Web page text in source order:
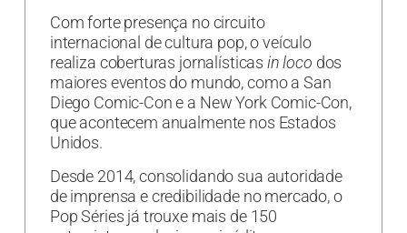
Com forte presença no circuito
internacional de cultura pop, o veículo
realiza coberturas jornalísticas in loco dos
maiores eventos do mundo, como a San
Diego Comic-Con e a New York Comic-Con,
que acontecem anualmente nos Estados
Unidos.
Desde 2014, consolidando sua autoridade
de imprensa e credibilidade no mercado, o
Pop Séries já trouxe mais de 150